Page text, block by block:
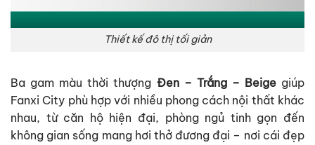
Thiết kế đô thị tối giản
Ba gam màu thời thượng Đen – Trắng – Beigegiúp
Fanxi City phù hợp với nhiều phong cách nội thất khác
nhau, từ căn hộ hiện đại, phòng ngủ tinh gọn đến
không gian sống mang hơi thở đương đại – nơi cái đẹp